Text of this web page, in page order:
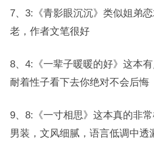
7、3:《青影眼沉沉》类似姐弟
老，作者文笔很好
8、4:《一辈子暖暖的好》这本
耐着性子看下去你绝对不会后悔
9、8:《一寸相思》这本真的非
男装，文风细腻，语言低调中透